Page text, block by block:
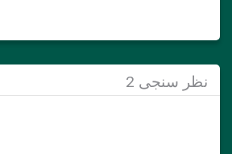
نظر سنجی 2